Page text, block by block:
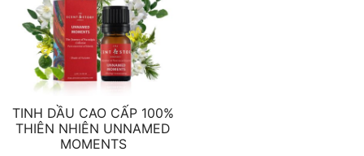
TINH DẦU CAO CẤP 100%
THIÊN NHIÊN UNNAMED
MOMENTS